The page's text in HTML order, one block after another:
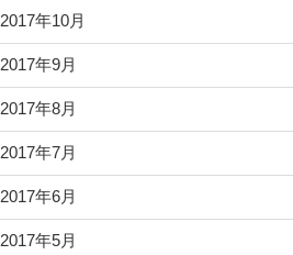
2017年10月
2017年9月
2017年8月
2017年7月
2017年6月
2017年5月